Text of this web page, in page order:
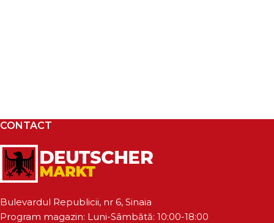
CONTACT
Bulevardul Republicii, nr 6, Sinaia
Program magazin: Luni-Sâmbătă: 10:00-18:00